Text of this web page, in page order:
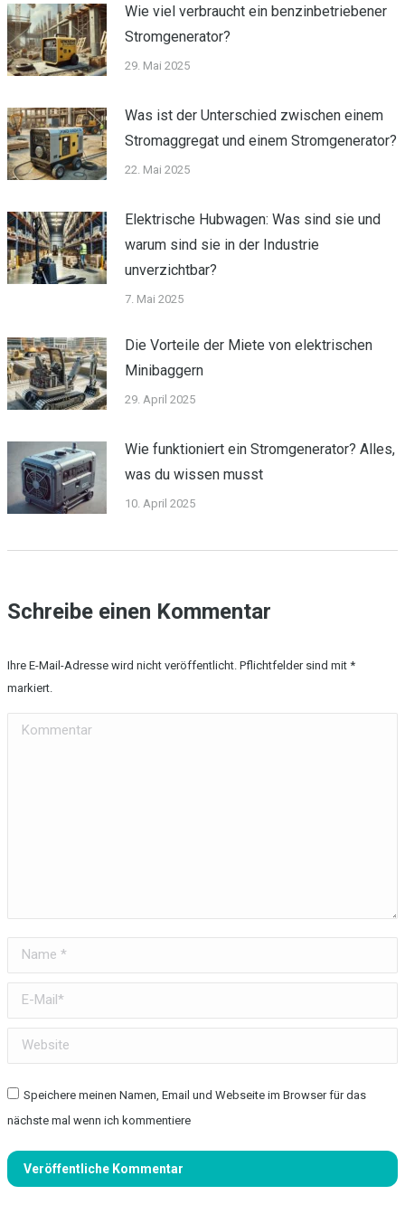
Wie viel verbraucht ein benzinbetriebener
Stromgenerator?
29. Mai 2025
Was ist der Unterschied zwischen einem
Stromaggregat und einem Stromgenerator?
22. Mai 2025
Elektrische Hubwagen: Was sind sie und
warum sind sie in der Industrie
unverzichtbar?
7. Mai 2025
Die Vorteile der Miete von elektrischen
Minibaggern
29. April 2025
Wie funktioniert ein Stromgenerator? Alles,
was du wissen musst
10. April 2025
Schreibe einen Kommentar
Ihre E-Mail-Adresse wird nicht veröffentlicht. Pflichtfelder sind mit *
markiert.
Kommentar
Name *
E-Mail *
Website
Speichere meinen Namen, Email und Webseite im Browser für das
nächste mal wenn ich kommentiere
Veröffentliche Kommentar